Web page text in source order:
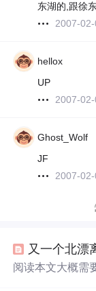
东湖的,跟徐
2007-
hellox
UP
2007-
Ghost_Wolf
JF
2007-
又一个北漂
阅读本文大概需